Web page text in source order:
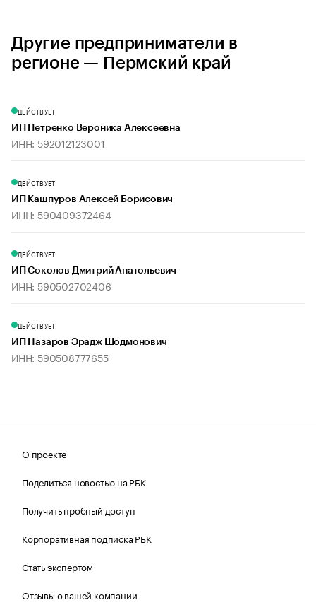
Другие предприниматели в
регионе — Пермский край
ДЕЙСТВУЕТ
ИП Петренко Вероника Алексеевна
ИНН: 592012123001
ДЕЙСТВУЕТ
ИП Кашпуров Алексей Борисович
ИНН: 590409372464
ДЕЙСТВУЕТ
ИП Соколов Дмитрий Анатольевич
ИНН: 590502702406
ДЕЙСТВУЕТ
ИП Назаров Эрадж Шодмонович
ИНН: 590508777655
О проекте
Поделиться новостью на РБК
Получить пробный доступ
Корпоративная подписка РБК
Стать экспертом
Отзывы о вашей компании